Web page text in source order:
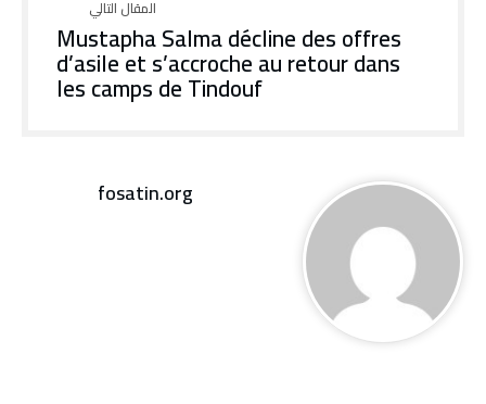
Mustapha Salma décline des offres
d’asile et s’accroche au retour dans
les camps de Tindouf
fosatin.org